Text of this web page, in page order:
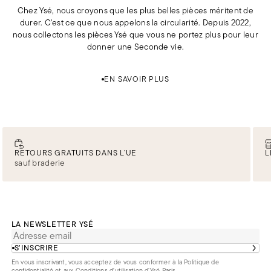
Chez Ysé, nous croyons que les plus belles pièces méritent de
durer. C'est ce que nous appelons la circularité. Depuis 2022,
nous collectons les pièces Ysé que vous ne portez plus pour leur
donner une Seconde vie.
EN SAVOIR PLUS
RETOURS GRATUITS DANS L’UE
sauf braderie
LA NEWSLETTER YSÉ
S’INSCRIRE
En vous inscrivant, vous acceptez de vous conformer à la Politique de